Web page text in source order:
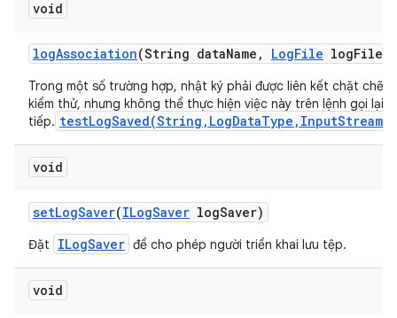
void
logAssociation(String dataName , LogFile logFile)
Trong một số trường hợp, nhật ký phải được liên kết chặt chẽ
kiểm thử, nhưng không thể thực hiện việc này trên lệnh gọi lại
tiếp.
void
setLogSaver(ILogSaver logSaver)
Đặt ILogSaver để cho phép người triển khai lưu tệp.
void